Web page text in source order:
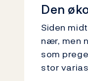
Den
Siden
nær, men
som
stor